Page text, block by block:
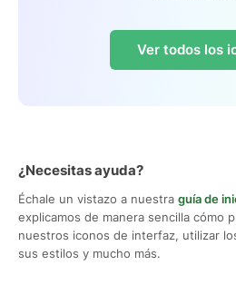
Ver todos los
¿Necesitas ayuda?
Échale un vistazo a nuestra guía de
explicamos de manera sencilla cómo
nuestros iconos de interfaz, utilizar
sus estilos y mucho más.